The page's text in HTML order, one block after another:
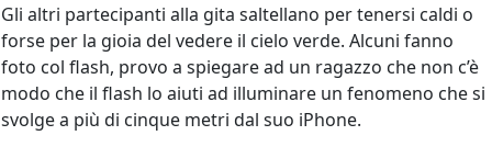
Gli altri partecipanti alla gita saltellano per tenersi caldi o
forse per la gioia del vedere il cielo verde. Alcuni fanno
foto col flash, provo a spiegare ad un ragazzo che non c’è
modo che il flash lo aiuti ad illuminare un fenomeno che si
svolge a più di cinque metri dal suo iPhone.